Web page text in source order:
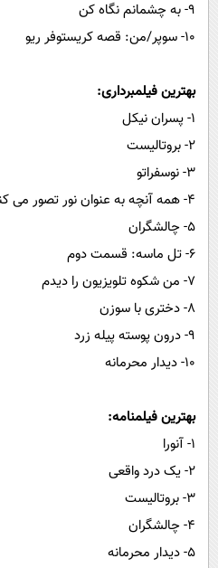
۹- به چشمانم نگاه کن
۱۰- سوپر/من: قصه کریستوفر ریو
بهترین فیلمبرداری:
۱- پسران نیکل
۲- بروتالیست
۳- نوسفراتو
۴- همه آنچه به عنوان نور تصور می کنیم
۵- چالشگران
۶- تل ماسه: قسمت دوم
۷- من شکوه تلویزیون را دیدم
۸- دختری با سوزن
۹- درون پوسته پیله زرد
۱۰- دیدار محرمانه
بهترین فیلمنامه:
۱- آنورا
۲- یک درد واقعی
۳- بروتالیست
۴- چالشگران
۵- دیدار محرمانه